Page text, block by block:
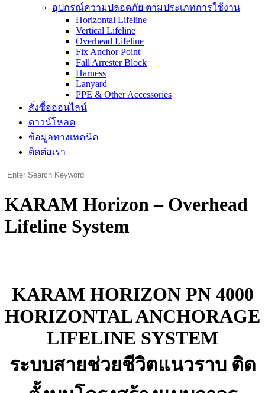
อุปกรณ์ความปลอดภัย ตามประเภทการใช้งาน
Horizontal Lifeline
Vertical Lifeline
Overhead Lifeline
Fix Anchor Point
Fall Arrester Block
Harness
Lanyard
PPE & Other Accessories
สั่งซื้อออนไลน์
ดาวน์โหลด
ข้อมูลทางเทคนิค
ติดต่อเรา
Search
for:
KARAM Horizon – Overhead
Lifeline System
KARAM HORIZON PN 4000
HORIZONTAL ANCHORAGE
LIFELINE SYSTEM
ระบบสายช่วยชีวิตแนวราบ ติด